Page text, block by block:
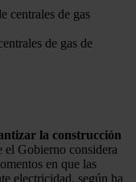
de gas de
la construcción
el Gobierno considera
en que las
electricidad, según ha